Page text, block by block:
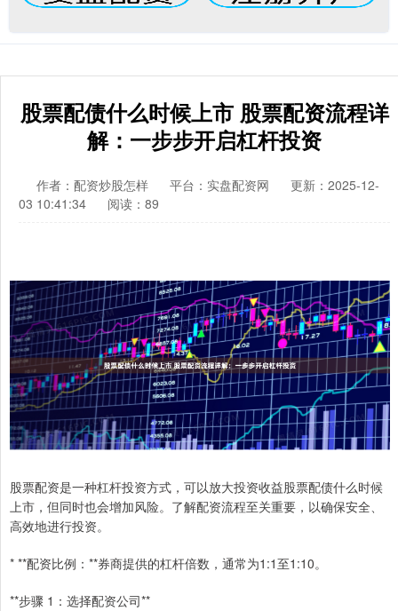
股票配债什么时候上市 股票配资流程详
解：一步步开启杠杆投资
作者：配资炒股怎样 平台：实盘配资网
更新：2025-12-
03 10:41:34
阅读：89
股票配资是一种杠杆投资方式，可以放大投资收益股票配债什么时候
上市，但同时也会增加风险。了解配资流程至关重要，以确保安全、
高效地进行投资。
* **配资比例：**券商提供的杠杆倍数，通常为1:1至1:10。
**步骤 1：选择配资公司**